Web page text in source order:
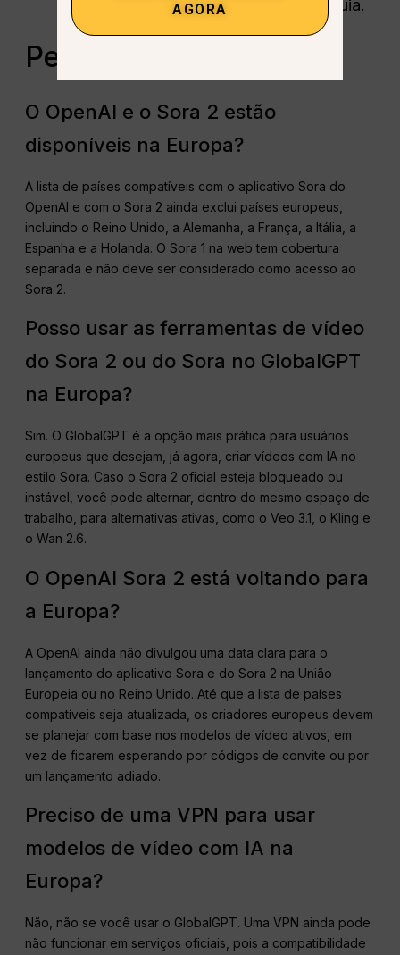
Tcheca, Hungria, Romênia e Eslováquia.
Perguntas frequentes
O OpenAI e o Sora 2 estão
disponíveis na Europa?
A lista de países compatíveis com o aplicativo Sora do
OpenAI e com o Sora 2 ainda exclui países europeus,
incluindo o Reino Unido, a Alemanha, a França, a Itália, a
Espanha e a Holanda. O Sora 1 na web tem cobertura
separada e não deve ser considerado como acesso ao
Sora 2.
Posso usar as ferramentas de vídeo
do Sora 2 ou do Sora no GlobalGPT
na Europa?
Sim. O GlobalGPT é a opção mais prática para usuários
europeus que desejam, já agora, criar vídeos com IA no
estilo Sora. Caso o Sora 2 oficial esteja bloqueado ou
instável, você pode alternar, dentro do mesmo espaço de
trabalho, para alternativas ativas, como o Veo 3.1, o Kling e
o Wan 2.6.
O OpenAI Sora 2 está voltando para
a Europa?
A OpenAI ainda não divulgou uma data clara para o
lançamento do aplicativo Sora e do Sora 2 na União
Europeia ou no Reino Unido. Até que a lista de países
compatíveis seja atualizada, os criadores europeus devem
se planejar com base nos modelos de vídeo ativos, em
vez de ficarem esperando por códigos de convite ou por
um lançamento adiado.
Preciso de uma VPN para usar
modelos de vídeo com IA na
Europa?
Não, não se você usar o GlobalGPT. Uma VPN ainda pode
não funcionar em serviços oficiais, pois a compatibilidade
AGORA